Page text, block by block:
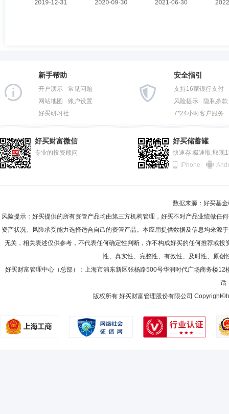
新手帮助
开户演示
常见问题
网站地图
账户设置
好买研习社
安全指引
支持16家银行支付
风险提示
隐私条款
7*24小时客户服务
好买财富微信
专业的投资顾问
好买储蓄罐
快速存;极速取;取现
iPhone
数据来源：好买基
风险提示：好买提供的所有资管产品均由第三方机构管理，好买不对产品业绩做
资产状况、风险承受能力选择适合自己的资管产品。本应用提供数据及信息均来
无关，相关表述仅供参考，不代表任何确定性判断，亦不构成好买的任何推荐或
性、真实性、完整性、有效性、及时性、原
好买财富管理中心（总部）：上海市浦东新区张杨路500号华润时代广场商务楼12
话
版权所有 好买财富管理股份有限公司